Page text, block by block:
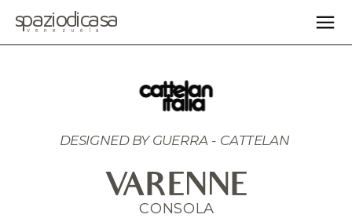
DESIGNED BY GUERRA - CATTELAN
VARENNE
CONSOLA
spaziodicasa
venezuela